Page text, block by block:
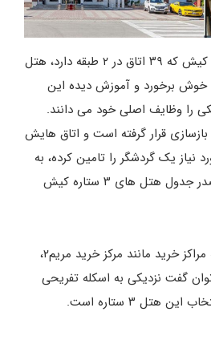
یکی از هتل های ۳ ستاره کیش که ۳۹ اتاق در ۲ طبقه دارد، هتل
برخورد و آموزش دیده این
را وظایف اصلی خود می دانند.
در سال ۹۴ مورد بازسازی قرار گرفته است و اتاق هایش
نیاز یک گردشگر را تامین کرده، به
همین دلیل نامش را در صدر جدول هتل های ۳ ستاره کیش
دسترسی راحت و سریع به مراکز خرید مانند مرکز خرید مریم۲،
گفت نزدیکی به اسکله تفریحی
هتل ۳ ستاره است.